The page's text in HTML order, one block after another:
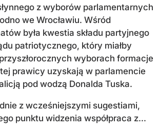
z wyborów parlamentarnych
we Wrocławiu. Wśród
była kwestia składu partyjnego
patriotycznego, który miałby
wyborach formacje
prawicy uzyskają w parlamencie
pod wodzą Donalda Tuska.
z wcześniejszymi sugestiami,
punktu widzenia współpraca z...